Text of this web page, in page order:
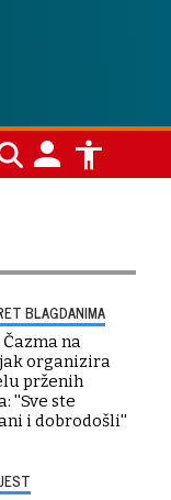
BLAGDANIMA
na
organizira
prženih
''Sve ste
i dobrodošli''